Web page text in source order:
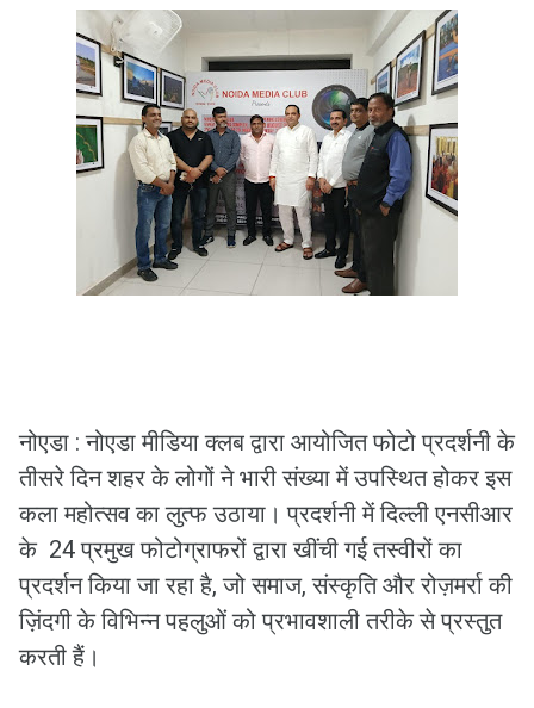
नोएडा : नोएडा मीडिया क्लब द्वारा आयोजित फोटो प्रदर्शनी के
तीसरे दिन शहर के लोगों ने भारी संख्या में उपस्थित होकर इस
कला महोत्सव का लुत्फ उठाया। प्रदर्शनी में दिल्ली एनसीआर
के 24 प्रमुख फोटोग्राफरों द्वारा खींची गई तस्वीरों का
प्रदर्शन किया जा रहा है, जो समाज, संस्कृति और रोज़मर्रा की
ज़िंदगी के विभिन्न पहलुओं को प्रभावशाली तरीके से प्रस्तुत
करती हैं।